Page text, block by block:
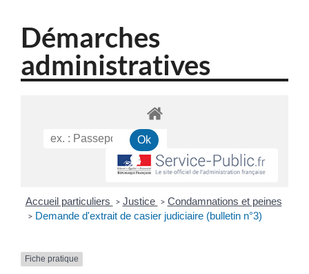
Démarches
administratives
Accueil particuliers > Justice > Condamnations et peines
> Demande d'extrait de casier judiciaire (bulletin n°3)
Fiche pratique